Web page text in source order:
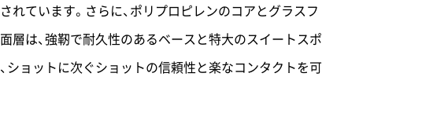
れています。さらに、ポリプロピレンのコアとグラスフ
層は、強靭で耐久性のあるベースと特大のスイートスポ
ショットに次ぐショットの信頼性と楽なコンタクトを可